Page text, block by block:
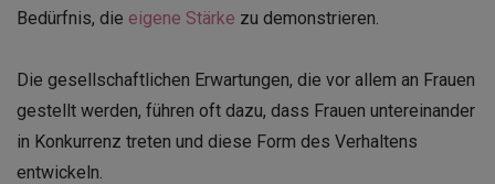
Bedürfnis, die eigene Stärke zu demonstrieren.
Die gesellschaftlichen Erwartungen, die vor allem an Frauen
gestellt werden, führen oft dazu, dass Frauen untereinander
in Konkurrenz treten und diese Form des Verhaltens
entwickeln.